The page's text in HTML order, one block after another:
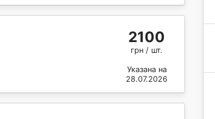
2100
грн / шт.
Указана на
28.07.2026